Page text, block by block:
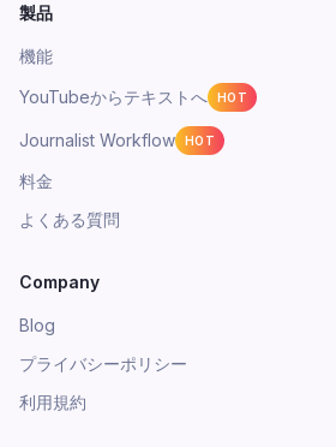
製品
機能
YouTubeからテキストへ
HOT
Journalist Workflow HOT
料金
よくある質問
Company
Blog
プライバシーポリシー
利用規約